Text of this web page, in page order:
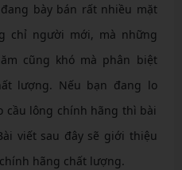
bày bán rất nhiều mặt
chỉ người mới, mà những
cũng khó mà phân biệt
lượng. Nếu bạn đang lo
cầu lông chính hãng thì bài
viết sau đây sẽ giới thiệu
hãng chất lượng.